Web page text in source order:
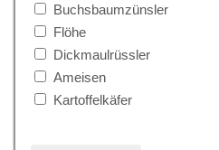
Buchsbaumzünsler
Flöhe
Dickmaulrüssler
Ameisen
Kartoffelkäfer